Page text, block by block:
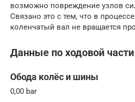
возможно повреждение узлов
Связано это с тем, что в
коленчатый вал не вращается
Данные по ходовой части
Обода колёс и шины
0,00 bar